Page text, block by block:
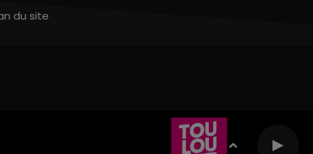
du site